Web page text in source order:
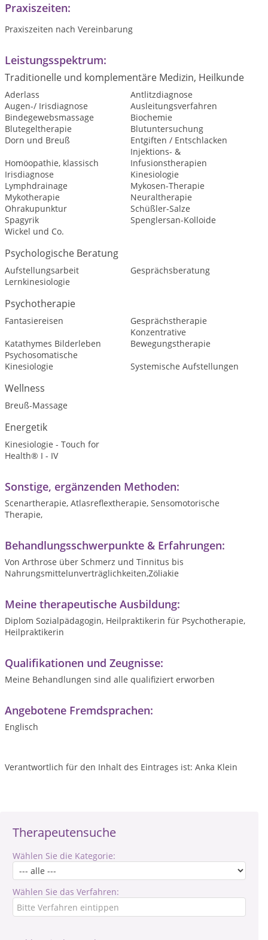
Therapeutensuche
Wählen Sie die Kategorie:
Wählen Sie das Verfahren:
Praxiszeiten:
Praxiszeiten nach Vereinbarung
Leistungsspektrum:
Traditionelle und komplementäre Medizin, Heilkunde
Aderlass
Antlitzdiagnose
Augen-/ Irisdiagnose
Ausleitungsverfahren
Bindegewebsmassage
Biochemie
Blutegeltherapie
Blutuntersuchung
Dorn und Breuß
Entgiften / Entschlacken
Homöopathie, klassisch
Injektions- &
Infusionstherapien
Irisdiagnose
Kinesiologie
Lymphdrainage
Mykosen-Therapie
Mykotherapie
Neuraltherapie
Ohrakupunktur
Schüßler-Salze
Spagyrik
Spenglersan-Kolloide
Wickel und Co.
Psychologische Beratung
Aufstellungsarbeit
Gesprächsberatung
Lernkinesiologie
Psychotherapie
Fantasiereisen
Gesprächstherapie
Katathymes Bilderleben
Konzentrative
Bewegungstherapie
Psychosomatische
Kinesiologie
Systemische Aufstellungen
Wellness
Breuß-Massage
Energetik
Kinesiologie - Touch for
Health® I - IV
Sonstige, ergänzenden Methoden:
Scenartherapie, Atlasreflextherapie, Sensomotorische
Therapie,
Behandlungsschwerpunkte & Erfahrungen:
Von Arthrose über Schmerz und Tinnitus bis
Nahrungsmittelunverträglichkeiten,Zöliakie
Meine therapeutische Ausbildung:
Diplom Sozialpädagogin, Heilpraktikerin für Psychotherapie,
Heilpraktikerin
Qualifikationen und Zeugnisse:
Meine Behandlungen sind alle qualifiziert erworben
Angebotene Fremdsprachen:
Englisch
Verantwortlich für den Inhalt des Eintrages ist: Anka Klein